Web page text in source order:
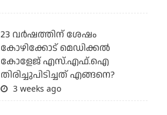
23 വർഷത്തിന് ശേഷം
കോഴിക്കോട് മെഡിക്കൽ
കോളേജ് എസ്.എഫ്.ഐ
തിരിച്ചുപിടിച്ചത് എങ്ങനെ?
3 weeks ago